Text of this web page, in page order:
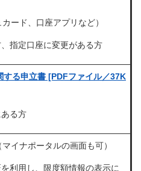
ード、口座アプリなど）
指定口座に変更がある方
する申立書 [PDFファイル／37K
る方
マイナポータルの画面も可）
利用し、限度額情報の表示に